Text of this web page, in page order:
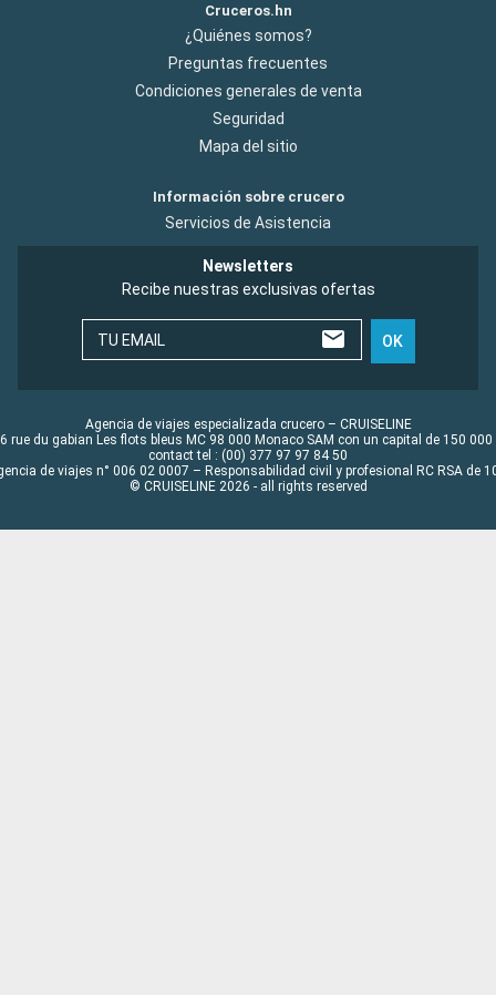
Cruceros.hn
¿Quiénes somos?
Preguntas frecuentes
Condiciones generales de venta
Seguridad
Mapa del sitio
Información sobre crucero
Servicios de Asistencia
Newsletters
Recibe nuestras exclusivas ofertas
TU EMAIL OK
Agencia de viajes especializada crucero – CRUISELINE
rue du gabian Les flots bleus MC 98 000 Monaco SAM con un capital de 150 000
contact tel : (00) 377 97 97 84 50
de viajes n° 006 02 0007 – Responsabilidad civil y profesional RC RSA de
© CRUISELINE 2026 - all rights reserved